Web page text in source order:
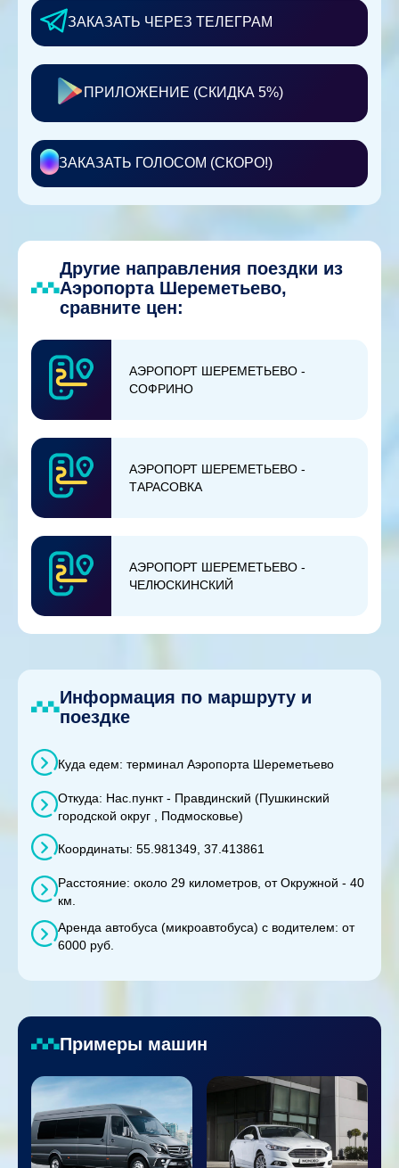
ЗАКАЗАТЬ ЧЕРЕЗ ТЕЛЕГРАМ
ПРИЛОЖЕНИЕ (СКИДКА 5%)
ЗАКАЗАТЬ ГОЛОСОМ (СКОРО!)
Другие направления поездки из
Аэропорта Шереметьево,
сравните цен:
АЭРОПОРТ ШЕРЕМЕТЬЕВО -
СОФРИНО
АЭРОПОРТ ШЕРЕМЕТЬЕВО -
ТАРАСОВКА
АЭРОПОРТ ШЕРЕМЕТЬЕВО -
ЧЕЛЮСКИНСКИЙ
Информация по маршруту и
поездке
Куда едем: терминал Аэропорта Шереметьево
Откуда: Нас.пункт - Правдинский (Пушкинский
городской округ , Подмосковье)
Координаты: 55.981349, 37.413861
Расстояние: около 29 километров, от Окружной - 40
км.
Аренда автобуса (микроавтобуса) с водителем: от
6000 руб.
Примеры машин